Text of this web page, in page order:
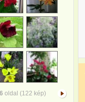
oldal (122 kép)